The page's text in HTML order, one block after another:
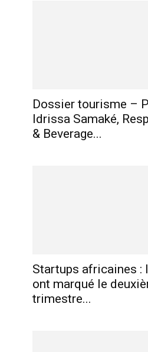
Dossier tourisme –
Idrissa Samaké,
& Beverage...
Startups africaines :
ont marqué le
trimestre...